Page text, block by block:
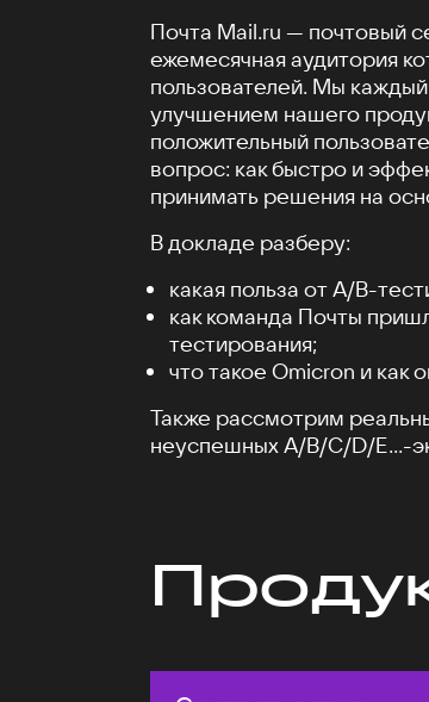
Почта Mail.ru — почтовый
ежемесячная аудитория
пользователей. Мы
улучшением нашего
положительный
вопрос: как быстро и
принимать решения на
В докладе разберу:
какая польза от А/B-
как команда Почты
тестирования;
что такое Omicron и как
Также рассмотрим
неуспешных A/B/C/D/E...-